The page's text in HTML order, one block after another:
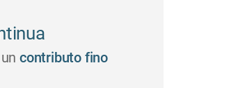
uncontributo fino